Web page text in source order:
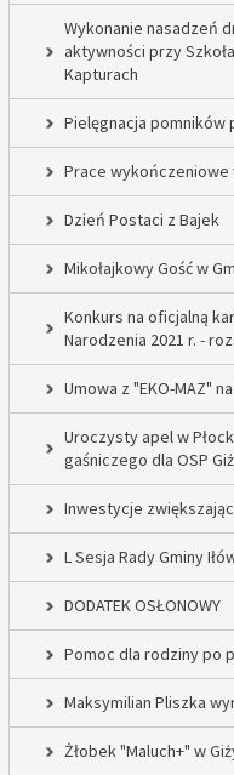
Wykonanie nasadzeń
aktywności przy
Kapturach
Pielęgnacja pomników
Prace wykończeniowe
Dzień Postaci z Bajek
Mikołajkowy Gość w
Konkurs na oficjalną
Narodzenia 2021 r. -
Umowa z "EKO-MAZ"
Uroczysty apel w
gaśniczego dla OSP
Inwestycje
L Sesja Rady Gminy
DODATEK OSŁONOWY
Pomoc dla rodziny po
Maksymilian Pliszka
Żłobek "Maluch+" w